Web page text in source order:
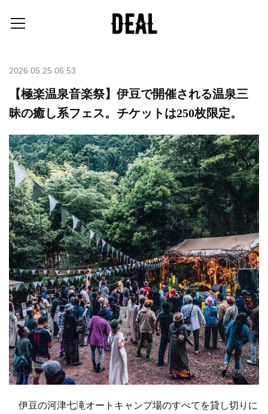
2026.05.25 06:53
【極楽温泉音楽祭】伊豆で開催される温泉三
昧の癒し系フェス。チケットは250枚限定。
伊豆の河津七滝オートキャンプ場のすべてを貸し切りに